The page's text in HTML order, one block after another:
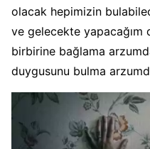
olacak hepimizin
ve gelecekte yapacağım
birbirine bağlama
duygusunu bulma